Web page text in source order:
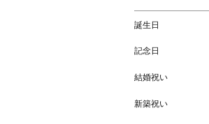
誕生日
記念日
結婚祝い
新築祝い